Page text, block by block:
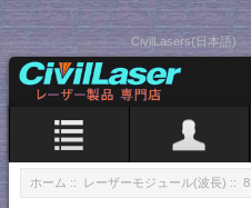
CivilLasers(日本語)
ホーム :: レーザーモジュール(波長) ::